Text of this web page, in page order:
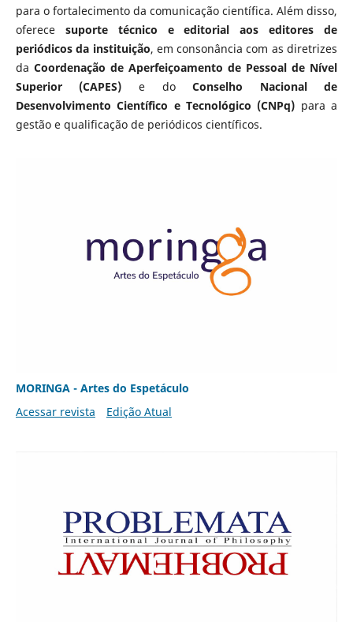
para o fortalecimento da comunicação científica. Além disso,
oferece suporte técnico e editorial aos editores de
periódicos da instituição, em consonância com as diretrizes
da Coordenação de Aperfeiçoamento de Pessoal de Nível
Superior (CAPES) e doConselho Nacional de
Desenvolvimento Científico e Tecnológico (CNPq) para a
gestão e qualificação de periódicos científicos.
MORINGA - Artes do Espetáculo
Acessar revista
Edição Atual